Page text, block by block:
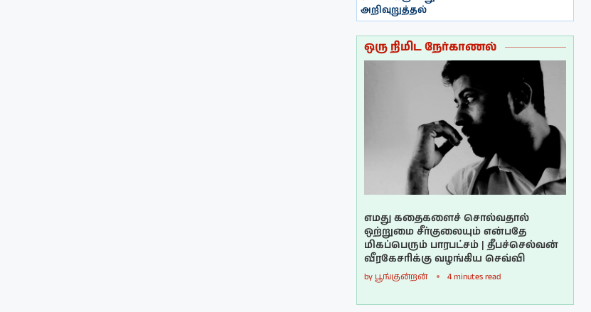
அறிவுறுத்தல்
ஒரு நிமிட நேர்காணல்
எமது கதைகளைச் சொல்வதால்
ஒற்றுமை சீர்குலையும் என்பதே
மிகப்பெரும் பாரபட்சம் | தீபச்செல்வன்
வீரகேசரிக்கு வழங்கிய செவ்வி
by பூங்குன்றன் 4 minutes read